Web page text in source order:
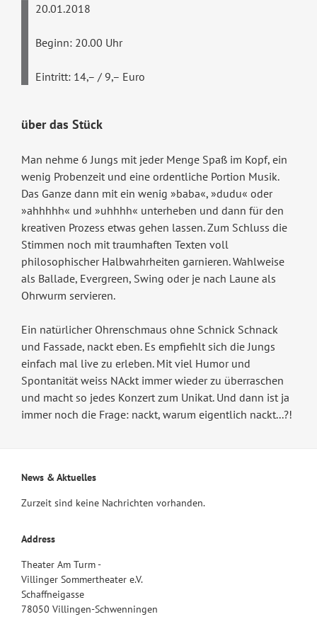
20.01.2018
Beginn: 20.00 Uhr
Eintritt: 14,– / 9,– Euro
über das Stück
Man nehme 6 Jungs mit jeder Menge Spaß im Kopf, ein
wenig Probenzeit und eine ordentliche Portion Musik.
Das Ganze dann mit ein wenig »baba«, »dudu« oder
»ahhhhh« und »uhhhh« unterheben und dann für den
kreativen Prozess etwas gehen lassen. Zum Schluss die
Stimmen noch mit traumhaften Texten voll
philosophischer Halbwahrheiten garnieren. Wahlweise
als Ballade, Evergreen, Swing oder je nach Laune als
Ohrwurm servieren.
Ein natürlicher Ohrenschmaus ohne Schnick Schnack
und Fassade, nackt eben. Es empfiehlt sich die Jungs
einfach mal live zu erleben. Mit viel Humor und
Spontanität weiss NAckt immer wieder zu überraschen
und macht so jedes Konzert zum Unikat. Und dann ist ja
immer noch die Frage: nackt, warum eigentlich nackt...?!
News & Aktuelles
Zurzeit sind keine Nachrichten vorhanden.
Address
Theater Am Turm -
Villinger Sommertheater e.V.
Schaffneigasse
78050 Villingen-Schwenningen